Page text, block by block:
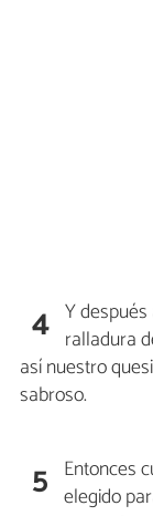
4 Y
ralladura
así nuestro
sabroso.
5 Entonces
elegido